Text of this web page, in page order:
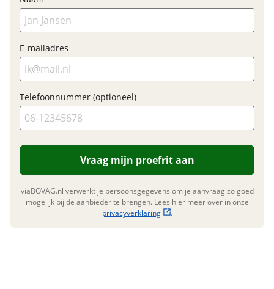
Prijs
BTW/marge
Bijtellingspercentage
7 %
Nieuwprijs
Garanties
BOVAG Garantie
Fabrieksgarantie van
toepassing
Fabrieksgarantie
Ja
E-mailadres
Telefoonnummer (optioneel)
Vraag mijn proefrit aan
viaBOVAG.nl verwerkt je persoonsgegevens om je aanvraag zo goed
mogelijk bij de aanbieder te brengen. Lees hier meer over in onze
privacyverklaring
.